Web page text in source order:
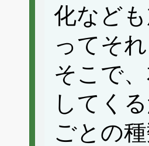
化など
ってそ
そこで
してく
ごとの